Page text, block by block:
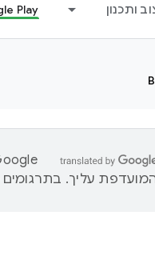
ותכנון Play
עליך. בתרגומים